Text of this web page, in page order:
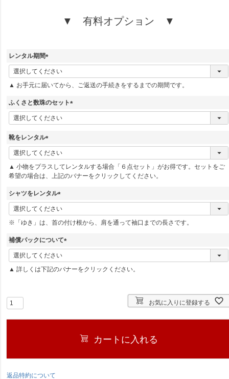
▼ 有料オプション ▼
レンタル期間
(
必
須
▲ お手元に届いてから、ご返送の手続きをするまでの期間です。
ふくさと数珠のセット
(
必
靴をレンタル
(
必
須
)
▲ 小物をプラスしてレンタルする場合「６点セット」がお得です。セットをご
希望の場合は、上記のバナーをクリックしてください。
シャツをレンタル
(
必
須
※「ゆき」は、首の付け根から、肩を通って袖口までの長さです。
補償パックについて
(
必
須
▲ 詳しくは下記のバナーをクリックください。
お気に入りに登録する
カートに入れる
返品特約について